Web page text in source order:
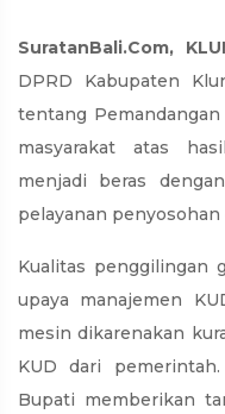
SuratanBali.Com,
DPRD Kabupaten
tentang
masyarakat atas
menjadi beras
pelayanan penyosohan
Kualitas penggilingan
upaya manajemen
mesin dikarenakan
KUD dari
Bupati memberikan